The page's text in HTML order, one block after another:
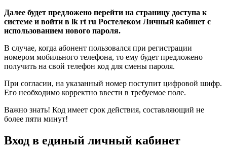
Далее будет предложено перейти на страницу доступа к
системе и войти в lk rt ru Ростелеком Личный кабинет с
использованием нового пароля.
В случае, когда абонент пользовался при регистрации
номером мобильного телефона, то ему будет предложено
получить на свой телефон код для смены пароля.
При согласии, на указанный номер поступит цифровой шифр.
Его необходимо корректно ввести в требуемое поле.
Важно знать! Код имеет срок действия, составляющий не
более пяти минут!
Вход в единый личный кабинет